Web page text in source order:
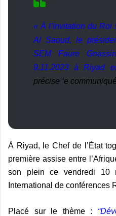
« À l’invitation du Roi
Al Saoud, le
SEM Faure
9.11.2023 à Riyad
précise ‘e
À Riyad, le Chef de l’État
première assise entre
son plein ce vendredi 10
International de conférences
Placé sur le thème :